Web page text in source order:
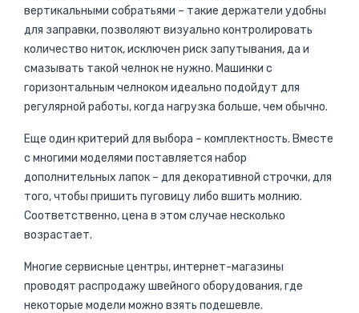
вертикальными собратьями – такие держатели удобны
для заправки, позволяют визуально контролировать
количество ниток, исключен риск запутывания, да и
смазывать такой челнок не нужно. Машинки с
горизонтальным челноком идеально подойдут для
регулярной работы, когда нагрузка больше, чем обычно.
Еще один критерий для выбора – комплектность. Вместе
с многими моделями поставляется набор
дополнительных лапок – для декоративной строчки, для
того, чтобы пришить пуговицу либо вшить молнию.
Соответственно, цена в этом случае несколько
возрастает.
Многие сервисные центры, интернет-магазины
проводят распродажу швейного оборудования, где
некоторые модели можно взять подешевле.